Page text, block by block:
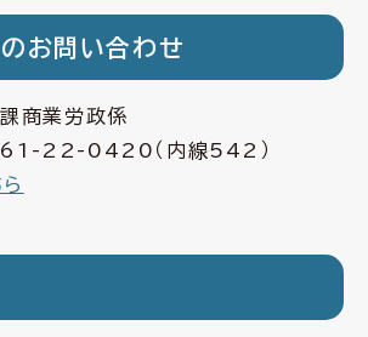
お問い合わせ
商業労政係
22-0420 （内線542）